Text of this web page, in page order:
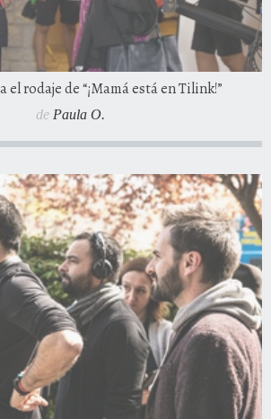
el rodaje de “¡Mamá está en Tilink!”
de Paula O.